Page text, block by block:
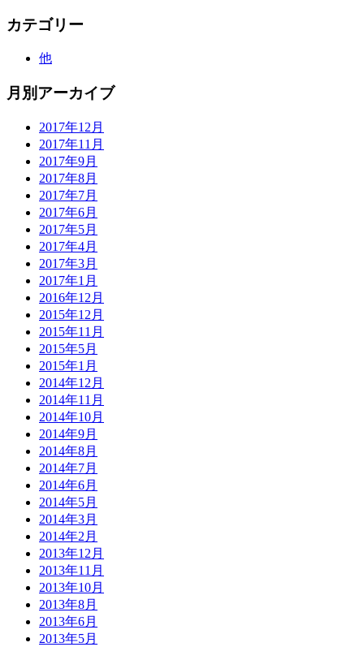
カテゴリー
他
月別アーカイブ
2017年12月
2017年11月
2017年9月
2017年8月
2017年7月
2017年6月
2017年5月
2017年4月
2017年3月
2017年1月
2016年12月
2015年12月
2015年11月
2015年5月
2015年1月
2014年12月
2014年11月
2014年10月
2014年9月
2014年8月
2014年7月
2014年6月
2014年5月
2014年3月
2014年2月
2013年12月
2013年11月
2013年10月
2013年8月
2013年6月
2013年5月